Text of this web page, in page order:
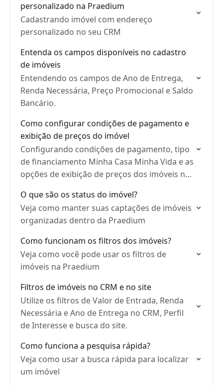
personalizado na Praedium
Cadastrando imóvel com endereço
personalizado no seu CRM
Entenda os campos disponíveis no cadastro
de imóveis
Entendendo os campos de Ano de Entrega,
Renda Necessária, Preço Promocional e Saldo
Bancário.
Como configurar condições de pagamento e
exibição de preços do imóvel
Configurando condições de pagamento, tipo
de financiamento Minha Casa Minha Vida e as
opções de exibição de preços dos imóveis no
O que são os status do imóvel?
Veja como manter suas captações de imóveis
organizadas dentro da Praedium
Como funcionam os filtros dos imóveis?
Veja como você pode usar os filtros de
imóveis na Praedium
Filtros de imóveis no CRM e no site
Utilize os filtros de Valor de Entrada, Renda
Necessária e Ano de Entrega no CRM, Perfil
de Interesse e busca do site.
Como funciona a pesquisa rápida?
Veja como usar a busca rápida para localizar
um imóvel